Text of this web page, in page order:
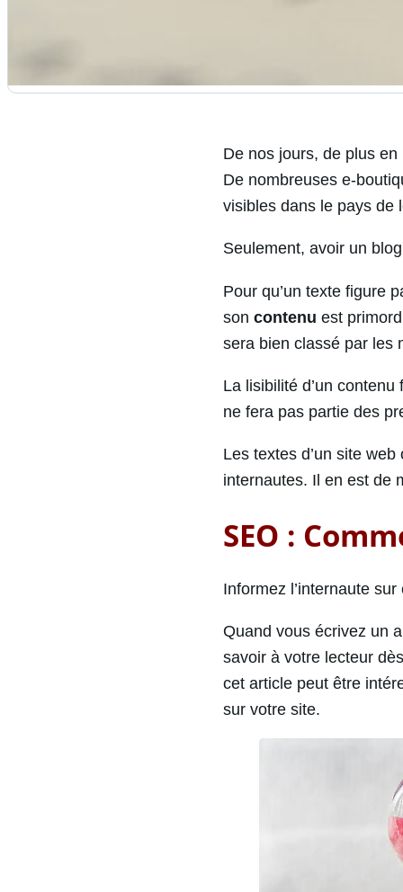
De nos jours, de plus
De nombreuses e-
visibles dans le pays
Seulement, avoir un
Pour qu’un texte figure
son contenu est
sera bien classé par les
La lisibilité d’un
ne fera pas partie des
Les textes d’un site web
internautes. Il en est de
SEO :
Informez l’internaute sur
Quand vous écrivez un
savoir à votre lecteur
cet article peut être
sur votre site.